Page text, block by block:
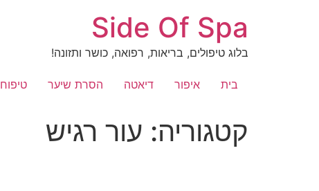
Side Of Spa
בלוג טיפולים, בריאות, רפואה, כושר ותזונה!
בית איפור דיאטה הסרת שיער טיפוח
קטגוריה: עור רגיש